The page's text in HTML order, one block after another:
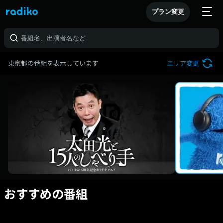
プラン変更
東京都の番組を表示しています エリア変更
おすすめの番組